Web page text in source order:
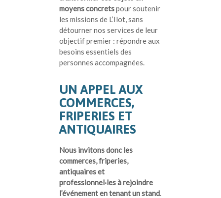
moyens concretspour soutenir
les missions de L’Ilot, sans
détourner nos services de leur
objectif premier : répondre aux
besoins essentiels des
personnes accompagnées.
UN APPEL AUX
COMMERCES,
FRIPERIES ET
ANTIQUAIRES
Nous invitons donc les
commerces, friperies,
antiquaires et
professionnel·les à rejoindre
l’événement en tenant un stand.